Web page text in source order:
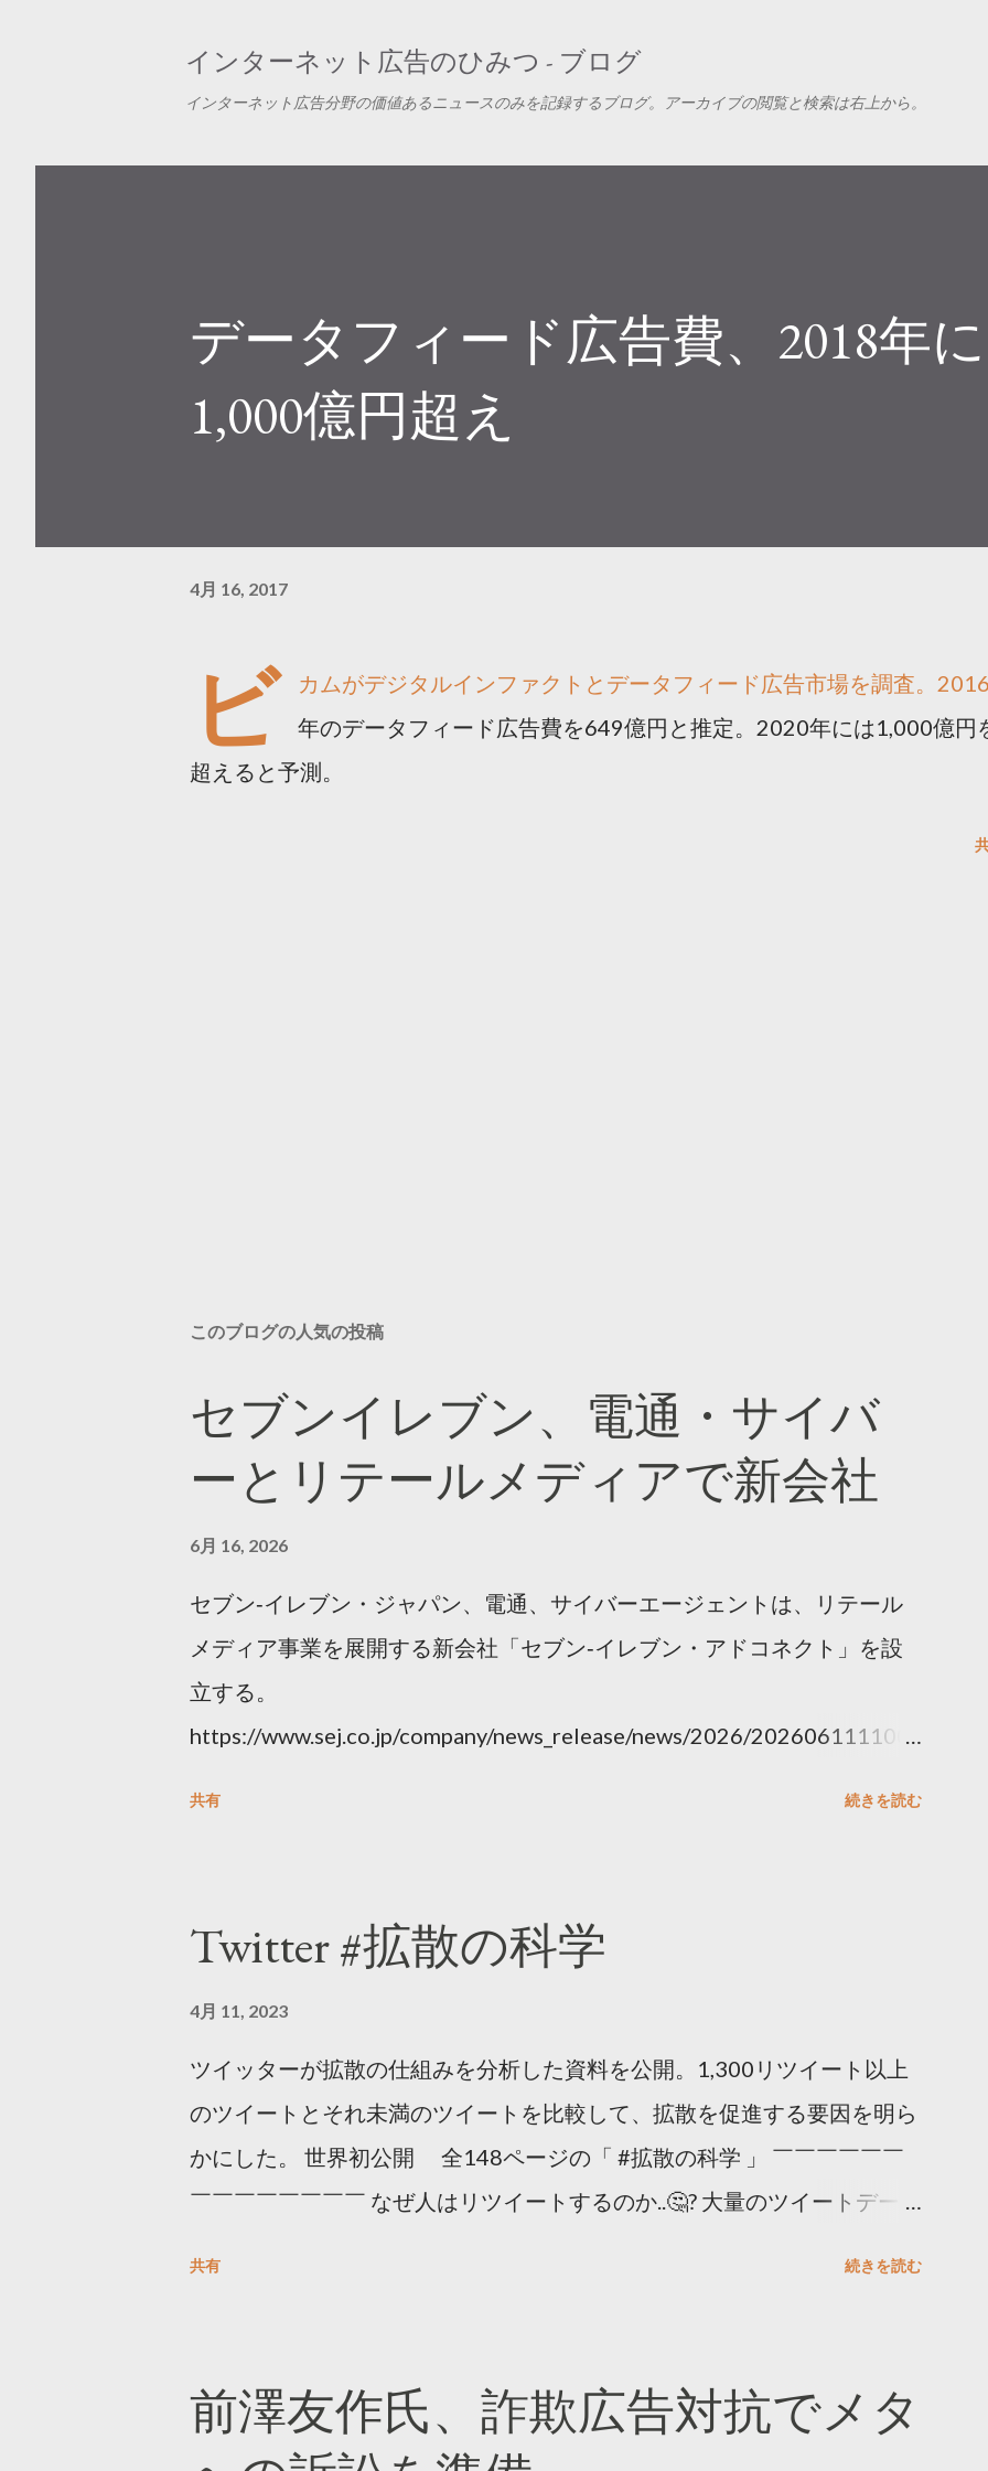
インターネット広告のひみつ - ブログ
インターネット広告分野の価値あるニュースのみを記録するブログ。アーカイブの閲覧と検索は右上から。
データフィード広告費、2018年
1,000億円超え
4月 16, 2017
ビ
カムがデジタルインファクトとデータフィード広告市場を調査。2016
年のデータフィード広告費を649億円と推定。2020年には1,000億円
超えると予測。
このブログの人気の投稿
セブンイレブン、電通・サイバ
ーとリテールメディアで新会社
6月 16, 2026
セブン‐イレブン・ジャパン、電通、サイバーエージェントは、リテール
メディア事業を展開する新会社「セブン‐イレブン・アドコネクト」を設
立する。
https://www.sej.co.jp/company/news_release/news/2026/202606111100.
共有 続きを読む
Twitter #拡散の科学
4月 11, 2023
ツイッターが拡散の仕組みを分析した資料を公開。1,300リツイート以上
のツイートとそれ未満のツイートを比較して、拡散を促進する要因を明ら
かにした。 世界初公開 全148ページの「 #拡散の科学 」 ￣￣￣￣￣￣
￣￣￣￣￣￣￣￣ なぜ人はリツイートするのか..🤔? 大量のツイートデータ
https://marketing.twitter.com/ja/insights/kakusan
共有 続きを読む
前澤友作氏、詐欺広告対抗でメタ